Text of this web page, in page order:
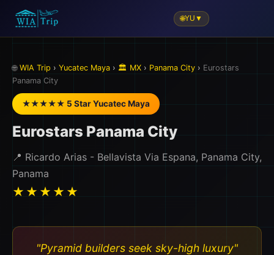
🌐YU ▼
🌐 WIA Trip › Yucatec Maya › 🏛️ MX › Panama City › Eurostars
Panama City
★★★★★ 5 Star Yucatec Maya
Eurostars Panama City
📍 Ricardo Arias - Bellavista Via Espana, Panama City,
Panama
★★★★★
"Pyramid builders seek sky-high luxury"